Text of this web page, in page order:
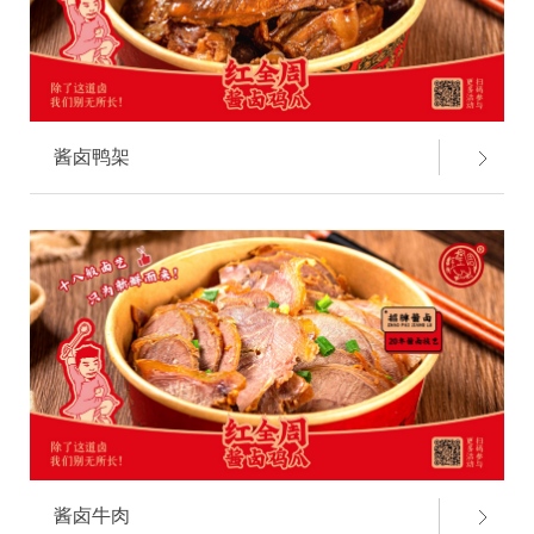
酱卤鸭架
酱卤牛肉